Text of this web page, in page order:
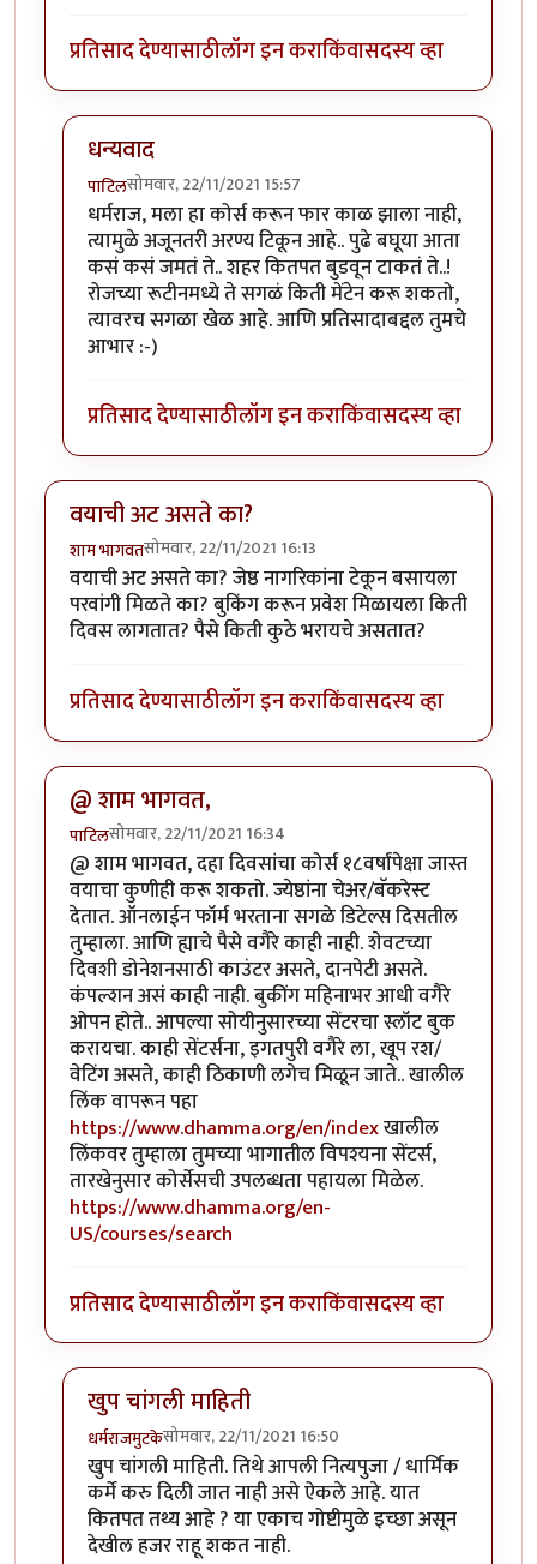
प्रतिसाद देण्यासाठीलॉग इन कराकिंवासदस्य व्हा
धन्यवाद
पाटिलसोमवार, 22/11/2021 15:57
In reply toछान अनुभव !byधर्मराजमुटके
धर्मराज, मला हा कोर्स करून फार काळ झाला नाही,
त्यामुळे अजूनतरी अरण्य टिकून आहे.. पुढे बघूया आता
कसं कसं जमतं ते.. शहर कितपत बुडवून टाकतं ते..!
रोजच्या रूटीनमध्ये ते सगळं किती मेंटेन करू शकतो,
त्यावरच सगळा खेळ आहे. आणि प्रतिसादाबद्दल तुमचे
आभार :-)
प्रतिसाद देण्यासाठीलॉग इन कराकिंवासदस्य व्हा
वयाची अट असते का?
शाम भागवतसोमवार, 22/11/2021 16:13
वयाची अट असते का? जेष्ठ नागरिकांना टेकून बसायला
परवांगी मिळते का? बुकिंग करून प्रवेश मिळायला किती
दिवस लागतात? पैसे किती कुठे भरायचे असतात?
प्रतिसाद देण्यासाठीलॉग इन कराकिंवासदस्य व्हा
@ शाम भागवत,
पाटिलसोमवार, 22/11/2021 16:34
@ शाम भागवत, दहा दिवसांचा कोर्स १८वर्षांपेक्षा जास्त
वयाचा कुणीही करू शकतो. ज्येष्ठांना चेअर/बॅकरेस्ट
देतात. ऑनलाईन फॉर्म भरताना सगळे डिटेल्स दिसतील
तुम्हाला. आणि ह्याचे पैसे वगैरे काही नाही. शेवटच्या
दिवशी डोनेशनसाठी काउंटर असते, दानपेटी असते.
कंपल्शन असं काही नाही. बुकींग महिनाभर आधी वगैरे
ओपन होते.. आपल्या सोयीनुसारच्या सेंटरचा स्लॉट बुक
करायचा. काही सेंटर्सना, इगतपुरी वगैरे ला, खूप रश/
वेटिंग असते, काही ठिकाणी लगेच मिळून जाते.. खालील
लिंक वापरून पहा
https://www.dhamma.org/en/indexखालील
लिंकवर तुम्हाला तुमच्या भागातील विपश्यना सेंटर्स,
तारखेनुसार कोर्सेसची उपलब्धता पहायला मिळेल.
https://www.dhamma.org/en-
US/courses/search
प्रतिसाद देण्यासाठीलॉग इन कराकिंवासदस्य व्हा
खुप चांगली माहिती
धर्मराजमुटकेसोमवार, 22/11/2021 16:50
In reply to@ शाम भागवत,byपाटिल
खुप चांगली माहिती. तिथे आपली नित्यपुजा / धार्मिक
कर्मे करु दिली जात नाही असे ऐकले आहे. यात
कितपत तथ्य आहे ? या एकाच गोष्टीमुळे इच्छा असून
देखील हजर राहू शकत नाही.